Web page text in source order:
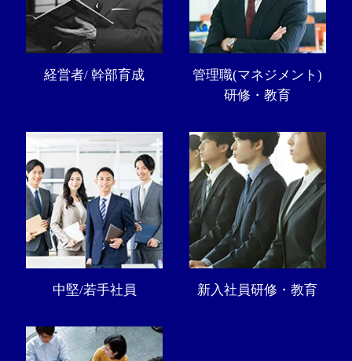
経営者/ 幹部育成
管理職(マネジメント)
研修・教育
中堅/若手社員 新入社員研修・教育